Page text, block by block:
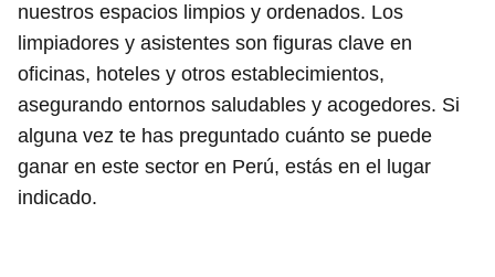
nuestros espacios limpios y ordenados. Los
limpiadores y asistentes son figuras clave en
oficinas, hoteles y otros establecimientos,
asegurando entornos saludables y acogedores. Si
alguna vez te has preguntado cuánto se puede
ganar en este sector en Perú, estás en el lugar
indicado.